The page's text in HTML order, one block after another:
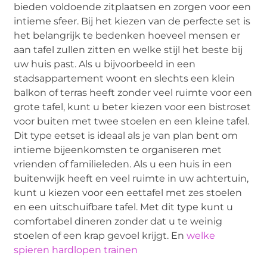
bieden voldoende zitplaatsen en zorgen voor een
intieme sfeer. Bij het kiezen van de perfecte set is
het belangrijk te bedenken hoeveel mensen er
aan tafel zullen zitten en welke stijl het beste bij
uw huis past. Als u bijvoorbeeld in een
stadsappartement woont en slechts een klein
balkon of terras heeft zonder veel ruimte voor een
grote tafel, kunt u beter kiezen voor een bistroset
voor buiten met twee stoelen en een kleine tafel.
Dit type eetset is ideaal als je van plan bent om
intieme bijeenkomsten te organiseren met
vrienden of familieleden. Als u een huis in een
buitenwijk heeft en veel ruimte in uw achtertuin,
kunt u kiezen voor een eettafel met zes stoelen
en een uitschuifbare tafel. Met dit type kunt u
comfortabel dineren zonder dat u te weinig
stoelen of een krap gevoel krijgt. Enwelke
spieren hardlopen trainen